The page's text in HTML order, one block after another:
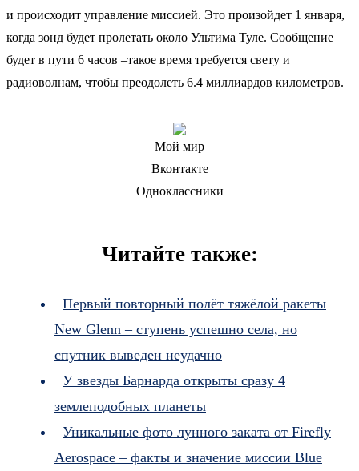
и происходит управление миссией. Это произойдет 1 января,
когда зонд будет пролетать около Ультима Туле. Сообщение
будет в пути 6 часов –такое время требуется свету и
радиоволнам, чтобы преодолеть 6.4 миллиардов километров.
Мой мир
Вконтакте
Одноклассники
Читайте также:
Первый повторный полёт тяжёлой ракеты
New Glenn – ступень успешно села, но
спутник выведен неудачно
У звезды Барнарда открыты сразу 4
землеподобных планеты
Уникальные фото лунного заката от Firefly
Aerospace – факты и значение миссии Blue